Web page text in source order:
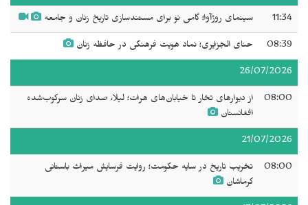
11:34 سینمای روژآوا؛ گامی نو برای مستندسازی تاریخ زنان و جامعه
08:39 حنای الجزایری؛ نماد هویت فرهنگی در حافظه زنان
26/07/2026
08:00
از دیوارهای تخار تا خیابان‌های هرات؛ لیلا، صدای زنان سرکوب‌شده
افغانستان
21/07/2026
08:00
تخریب تاریخ در سایه حکومت؛ روایت فرسایش میراث باستانی
کرماشان